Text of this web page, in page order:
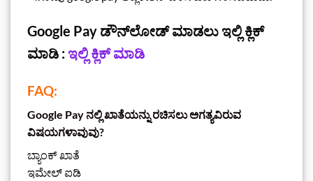
Google Pay ಡೌನ್‌ಲೋಡ್ ಮಾಡಲು ಇಲ್ಲಿ ಕ್ಲಿಕ್
ಮಾಡಿ : ಇಲ್ಲಿ ಕ್ಲಿಕ್ ಮಾಡಿ
FAQ:
Google Pay ನಲ್ಲಿ ಖಾತೆಯನ್ನು ರಚಿಸಲು ಅಗತ್ಯವಿರುವ
ವಿಷಯಗಳಾವುವು?
ಬ್ಯಾಂಕ್ ಖಾತೆ
ಇಮೇಲ್ ಐಡಿ